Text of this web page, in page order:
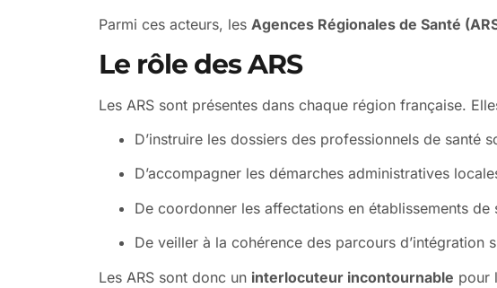
Parmi ces acteurs, les Agences Régionales de Santé
Le rôle des ARS
Les ARS sont présentes dans chaque région française.
D’instruire les dossiers des professionnels de santé
D’accompagner les démarches administratives
De coordonner les affectations en établissements
De veiller à la cohérence des parcours d’intégration
Les ARS sont donc un interlocuteur incontournable pour